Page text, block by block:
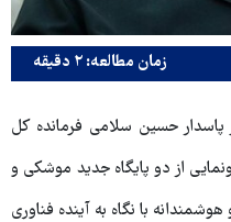
زمان مطالعه: ۲ دقیقه
پاسدار حسین سلامی فرمانده کل
از دو پایگاه جدید موشکی و
با نگاه به آینده فناوری